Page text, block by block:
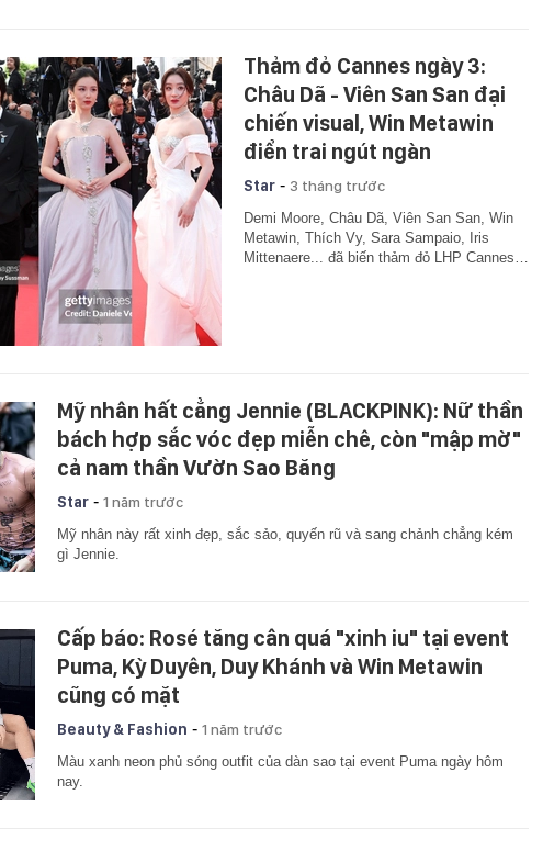
Thảm đỏ Cannes ngày 3:
Châu Dã - Viên San San đại
chiến visual, Win Metawin
điển trai ngút ngàn
Star - 3 tháng trước
Demi Moore, Châu Dã, Viên San San, Win
Metawin, Thích Vy, Sara Sampaio, Iris
Mittenaere... đã biến thảm đỏ LHP Cannes…
Mỹ nhân hất cẳng Jennie (BLACKPINK): Nữ thần
bách hợp sắc vóc đẹp miễn chê, còn "mập mờ"
cả nam thần Vườn Sao Băng
Star - 1 năm trước
Mỹ nhân này rất xinh đẹp, sắc sảo, quyến rũ và sang chảnh chẳng kém
gì Jennie.
Cấp báo: Rosé tăng cân quá "xinh iu" tại event
Puma, Kỳ Duyên, Duy Khánh và Win Metawin
cũng có mặt
Beauty & Fashion - 1 năm trước
Màu xanh neon phủ sóng outfit của dàn sao tại event Puma ngày hôm
nay.